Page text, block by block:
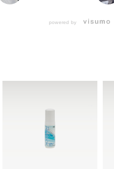
powered by